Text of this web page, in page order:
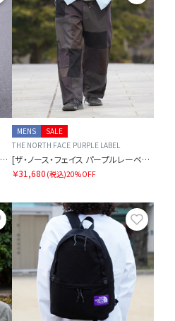
[ザ・ノース・フェイス パープルレーベル]アンイーブンダイドフィールドパンツ
SALE
MENS
THE NORTH FACE PURPLE LABEL
[ザ・ノース・フェイス パープルレーベル]コットンツイルフィールドパッチワークパンツ
￥31,680 (税込)20%OFF
お気に入り お気